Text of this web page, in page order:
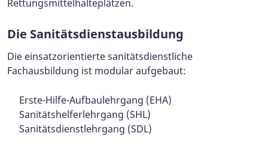
Rettungsmittelhalteplätzen.
Die Sanitätsdienstausbildung
Die einsatzorientierte sanitätsdienstliche
Fachausbildung ist modular aufgebaut:
Erste-Hilfe-Aufbaulehrgang (EHA)
Sanitätshelferlehrgang (SHL)
Sanitätsdienstlehrgang (SDL)